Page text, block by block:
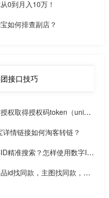
0到月入10万！
如何排查副店？
接口技巧
权取得授权码token（uniap
情链接如何淘客转链？
精准搜索？怎样使用数字ID
id找同款，主图找同款，SK